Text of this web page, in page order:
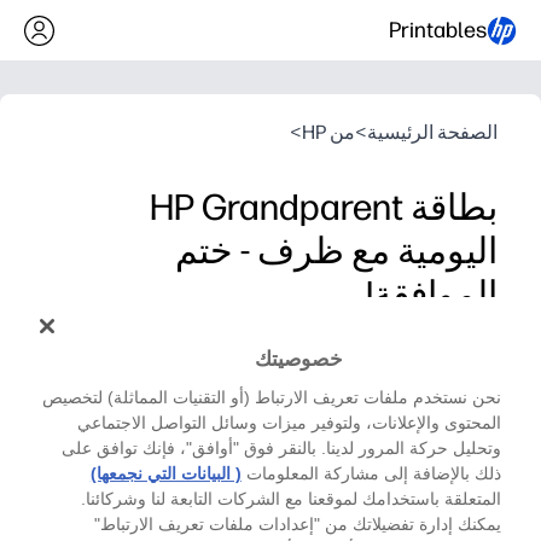
Printables
الصفحة الرئيسية>من HP >
بطاقة HP Grandparent
اليومية مع ظرف - ختم
الموافقة!
اطبع أجدادك وقم بطيهم وإسعادهم ببطاقة عيد الأجداد
الجميلة - كاملة مع ظرف وختم متناسقين.
لماذا يعمل:
Zero prep - ما عليك سوى الطباعة على الورق اليومي أو البطاقات، والقص والطي، وستكون جاهزًا للهدايا
متعة يوافق عليها الأطفال - اسمح لأطفالك بإضافة رسومات
خصوصيتك
نحن نستخدم ملفات تعريف الارتباط (أو التقنيات المماثلة) لتخصيص
المحتوى والإعلانات، ولتوفير ميزات وسائل التواصل الاجتماعي
وتحليل حركة المرور لدينا. بالنقر فوق "أوافق"، فإنك توافق على
ذلك بالإضافة إلى مشاركة المعلومات ( البيانات التي نجمعها)
المتعلقة باستخدامك لموقعنا مع الشركات التابعة لنا وشركائنا.
يمكنك إدارة تفضيلاتك من "إعدادات ملفات تعريف الارتباط"